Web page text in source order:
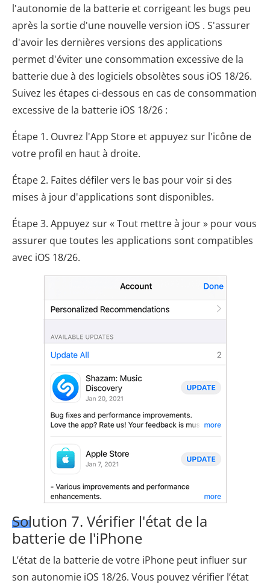
l'autonomie de la batterie et corrigeant les bugs peu
après la sortie d'une nouvelle version iOS . S'assurer
d'avoir les dernières versions des applications
permet d'éviter une consommation excessive de la
batterie due à des logiciels obsolètes sous iOS 18/26.
Suivez les étapes ci-dessous en cas de consommation
excessive de la batterie iOS 18/26 :
Étape 1. Ouvrez l'App Store et appuyez sur l'icône de
votre profil en haut à droite.
Étape 2. Faites défiler vers le bas pour voir si des
mises à jour d'applications sont disponibles.
Étape 3. Appuyez sur « Tout mettre à jour » pour vous
assurer que toutes les applications sont compatibles
avec iOS 18/26.
Solution 7. Vérifier l'état de la
batterie de l'iPhone
L’état de la batterie de votre iPhone peut influer sur
son autonomie iOS 18/26. Vous pouvez vérifier l’état